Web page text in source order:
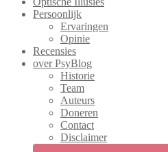
Persoonlijk
Ervaringen
Opinie
Recensies
over PsyBlog
Historie
Team
Auteurs
Doneren
Contact
Disclaimer